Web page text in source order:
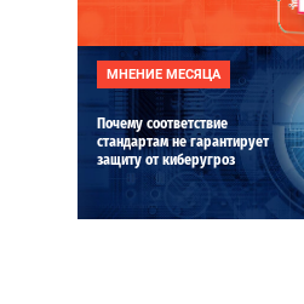
МНЕНИЕ МЕСЯЦА
Почему соответствие
стандартам не гарантирует
защиту от киберугроз